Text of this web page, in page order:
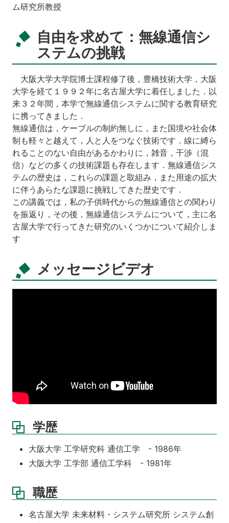
ム研究所教授
自由を求めて：無線通信シ
ステムの挑戦
大阪大学大学院博士課程修了後，豊橋技術大学，大阪
大学を経て１９９２年に名古屋大学に着任しました．以
来３２年間，本学で無線通信システムに関する教育研究
に携ってきました．
無線通信は，ケーブルの制約無しに，また国境や社会体
制も軽々と越えて，人と人をつなぐ技術です．線に縛ら
れることのない自由があるかわりに，雑音，干渉（混
信）などの多くの技術課題も存在します．無線通信シス
テムの歴史は，これらの課題と取組み，また用途の拡大
に伴うあらたな課題に挑戦してきた歴史です．
この講義では，私の子供時代からの無線通信との関わり
を振返り，その後，無線通信システムについて，主に名
古屋大学で行ってきた研究のいくつかについて紹介しま
す
メッセージビデオ
学歴
大阪大学 工学研究科 通信工学 - 1986年
大阪大学 工学部 通信工学科 - 1981年
職歴
名古屋大学 未来材料・システム研究所 システム創